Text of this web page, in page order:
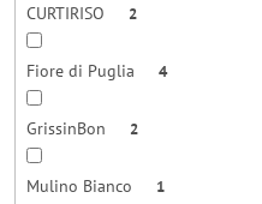
CURTIRISO 2
Fiore di Puglia 4
GrissinBon 2
Mulino Bianco 1